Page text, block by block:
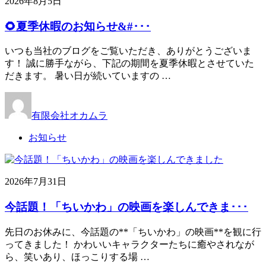
🌻夏季休暇のお知らせ&#･･･
いつも当社のブログをご覧いただき、ありがとうございま
す！ 誠に勝手ながら、下記の期間を夏季休暇とさせていた
だきます。 暑い日が続いていますの …
有限会社オカムラ
お知らせ
2026年7月31日
今話題！「ちいかわ」の映画を楽しんできま･･･
先日のお休みに、今話題の**「ちいかわ」の映画**を観に行
ってきました！ かわいいキャラクターたちに癒やされなが
ら、笑いあり、ほっこりする場 …